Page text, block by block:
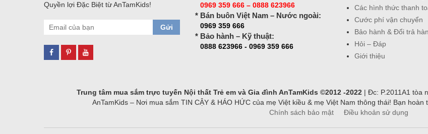
Quyền lợi Đặc Biệt từ AnTamKids!
Gửi
0969 359 666 – 0888 623966
* Bán buôn Việt Nam – Nước ngoài:
0969 359 666
* Bảo hành – Kỹ thuật:
0888 623966 - 0969 359 666
Các hình thức thanh
Cước phí vận chuyển
Bảo hành & Đổi trả
Hỏi – Đáp
Giới thiệu
Trung tâm mua sắm trực tuyến Nội thất Trẻ em và Gia đình AnTamKids ©2012 -2022| Đc: P.2011A1 tòa
AnTamKids – Nơi mua sắm TIN CẬY & HÁO HỨC của mẹ Việt kiều & mẹ Việt Nam thông thái! Bạn
Chính sách bảo mật
Điều khoản sử dụng